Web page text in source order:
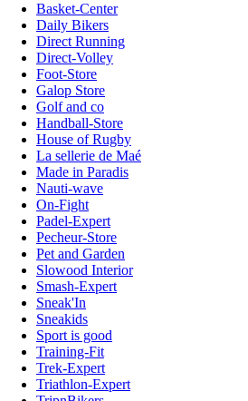
Basket-Center
Daily Bikers
Direct Running
Direct-Volley
Foot-Store
Galop Store
Golf and co
Handball-Store
House of Rugby
La sellerie de Maé
Made in Paradis
Nauti-wave
On-Fight
Padel-Expert
Pecheur-Store
Pet and Garden
Slowood Interior
Smash-Expert
Sneak'In
Sneakids
Sport is good
Training-Fit
Trek-Expert
Triathlon-Expert